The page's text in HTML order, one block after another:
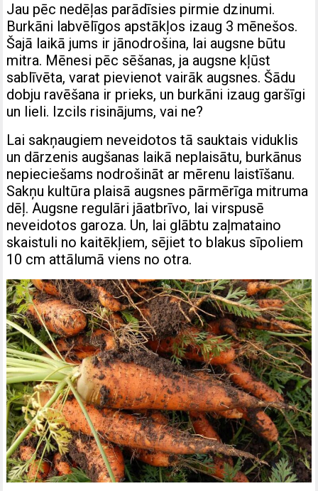
Jau pēc nedēļas parādīsies pirmie dzinumi.
Burkāni labvēlīgos apstākļos izaug 3 mēnešos.
Šajā laikā jums ir jānodrošina, lai augsne būtu
mitra. Mēnesi pēc sēšanas, ja augsne kļūst
sablīvēta, varat pievienot vairāk augsnes. Šādu
dobju ravēšana ir prieks, un burkāni izaug garšīgi
un lieli. Izcils risinājums, vai ne?
Lai sakņaugiem neveidotos tā sauktais viduklis
un dārzenis augšanas laikā neplaisātu, burkānus
nepieciešams nodrošināt ar mērenu laistīšanu.
Sakņu kultūra plaisā augsnes pārmērīga mitruma
dēļ. Augsne regulāri jāatbrīvo, lai virspusē
neveidotos garoza. Un, lai glābtu zaļmataino
skaistuli no kaitēkļiem, sējiet to blakus sīpoliem
10 cm attālumā viens no otra.